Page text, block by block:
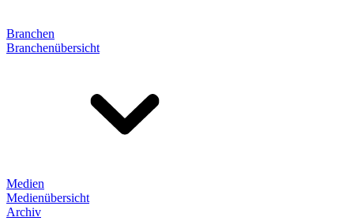
Branchen
Branchenübersicht
Medien
Medienübersicht
Archiv